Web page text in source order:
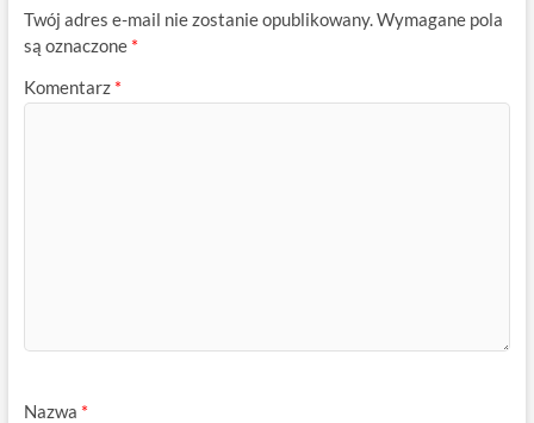
Twój adres e-mail nie zostanie opublikowany.Wymagane pola
są oznaczone *
Komentarz *
Nazwa *